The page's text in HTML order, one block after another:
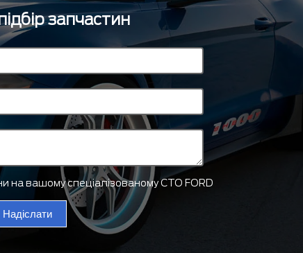
запчастин
на вашому спеціалізованому СТО FORD
Надіслати